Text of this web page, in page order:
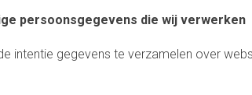
persoonsgegevens die wij verwerken
intentie gegevens te verzamelen over